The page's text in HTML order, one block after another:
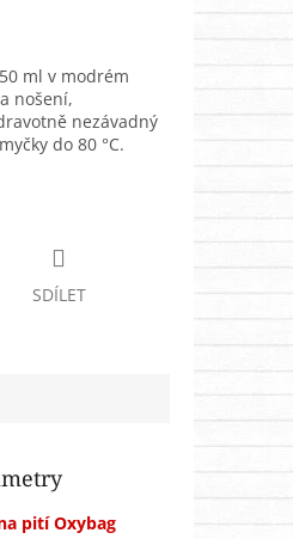
ml v modrém
nošení,
nezávadný
do 80 °C.
SDÍLET
pití Oxybag